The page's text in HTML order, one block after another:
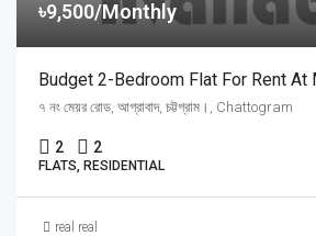
৳9,500/Monthly
৭ নং মেয়র রোড, আগ্রাবাদ, চট্টগ্রাম।, Chattogram
2 2
FLATS, RESIDENTIAL
real real